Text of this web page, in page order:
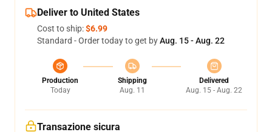
Deliver to United States
Cost to ship:$6.99
Standard - Order today to get byAug. 15 - Aug. 22
Production
Today
Shipping
Aug. 11
Delivered
Aug. 15 - Aug. 22
Transazione sicura